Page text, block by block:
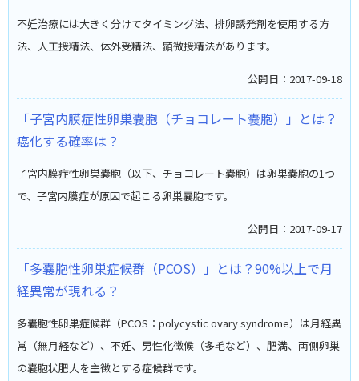
不妊治療には大きく分けてタイミング法、排卵誘発剤を使用する方
法、人工授精法、体外受精法、顕微授精法があります。
公開日：2017-09-18
「子宮内膜症性卵巣嚢胞（チョコレート嚢胞）」とは？
癌化する確率は？
子宮内膜症性卵巣嚢胞（以下、チョコレート嚢胞）は卵巣嚢胞の1つ
で、子宮内膜症が原因で起こる卵巣嚢胞です。
公開日：2017-09-17
「多嚢胞性卵巣症候群（PCOS）」とは？90%以上で月
経異常が現れる？
多嚢胞性卵巣症候群（PCOS：polycystic ovary syndrome）は月経異
常（無月経など）、不妊、男性化徴候（多毛など）、肥満、両側卵巣
の嚢胞状肥大を主徴とする症候群です。